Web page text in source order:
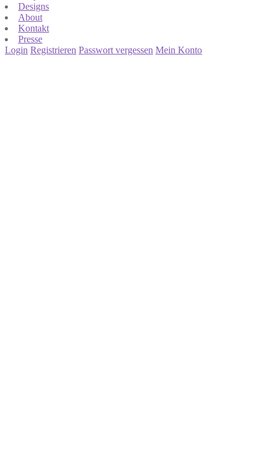
Designs
About
Kontakt
Presse
Login Registrieren Passwort vergessen Mein Konto